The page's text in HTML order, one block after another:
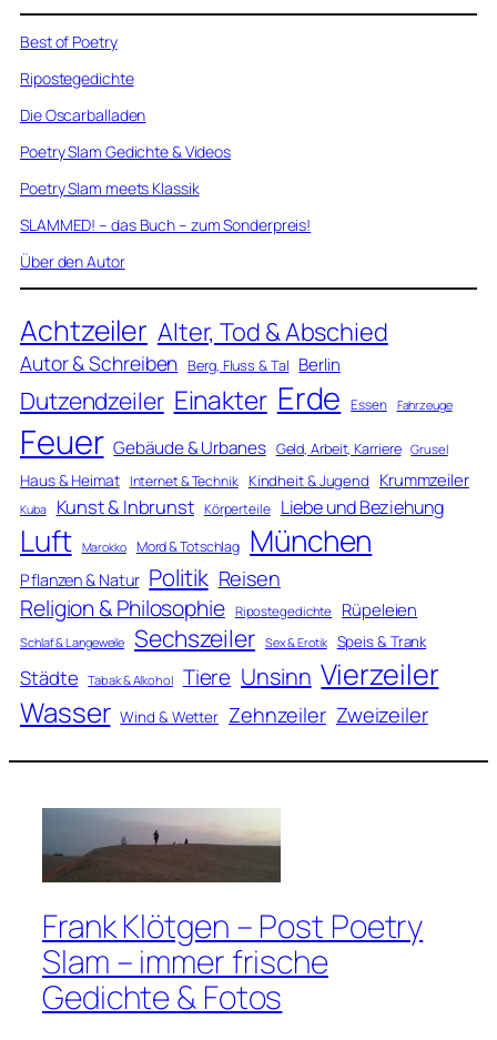
Best of Poetry
Ripostegedichte
Die Oscarballaden
Poetry Slam Gedichte & Videos
Poetry Slam meets Klassik
SLAMMED! – das Buch – zum Sonderpreis!
Über den Autor
Achtzeiler Alter, Tod & Abschied
Autor & Schreiben Berg, Fluss & Tal Berlin
Dutzendzeiler Einakter Erde Essen Fahrzeuge
Feuer Gebäude & Urbanes Geld, Arbeit, Karriere Grusel
Haus & Heimat Internet & Technik Kindheit & Jugend Krummzeiler
Kuba Kunst & Inbrunst Körperteile Liebe und Beziehung
Luft Marokko Mord & Totschlag München
Pflanzen & Natur Politik Reisen
Religion & Philosophie Ripostegedichte Rüpeleien
Schlaf & Langeweile Sechszeiler Sex & Erotik Speis & Trank
Städte Tabak & Alkohol Tiere Unsinn Vierzeiler
Wasser Wind & Wetter Zehnzeiler Zweizeiler
Frank Klötgen – Post Poetry
Slam – immer frische
Gedichte & Fotos